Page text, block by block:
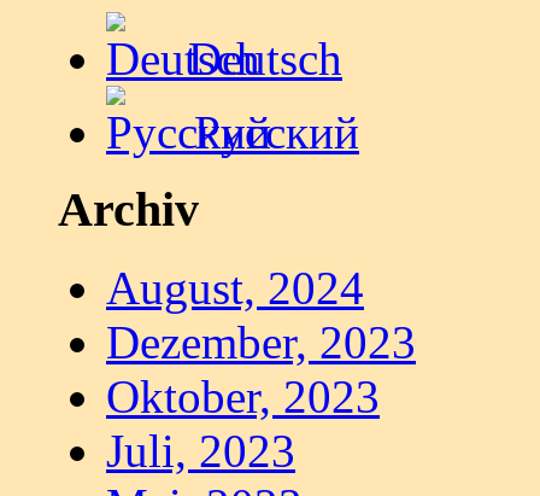
Deutsch
Русский
Archiv
August, 2024
Dezember, 2023
Oktober, 2023
Juli, 2023